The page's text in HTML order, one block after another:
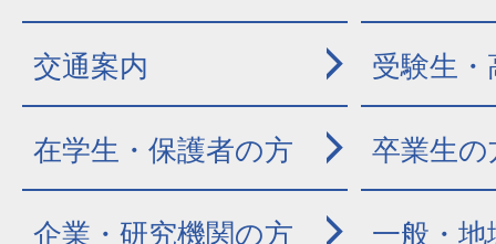
交通案内 受験生
在学生・保護者の方 卒業生の
企業・研究機関の方 一般・地